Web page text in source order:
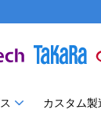
カスタム製